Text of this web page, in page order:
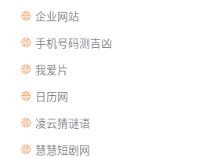
 企业网站
 手机号码测吉凶
 我爱片
 日历网
 凌云猜谜语
 慧慧短剧网